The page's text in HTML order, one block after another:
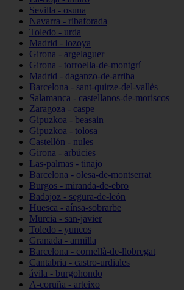
Sevilla - osuna
Navarra - ribaforada
Toledo - urda
Madrid - lozoya
Girona - argelaguer
Girona - torroella-de-montgrí
Madrid - daganzo-de-arriba
Barcelona - sant-quirze-del-vallès
Salamanca - castellanos-de-moriscos
Zaragoza - caspe
Gipuzkoa - beasain
Gipuzkoa - tolosa
Castellón - nules
Girona - arbúcies
Las-palmas - tinajo
Barcelona - olesa-de-montserrat
Burgos - miranda-de-ebro
Badajoz - segura-de-león
Huesca - aínsa-sobrarbe
Murcia - san-javier
Toledo - yuncos
Granada - armilla
Barcelona - cornellà-de-llobregat
Cantabria - castro-urdiales
ávila - burgohondo
A-coruña - arteixo